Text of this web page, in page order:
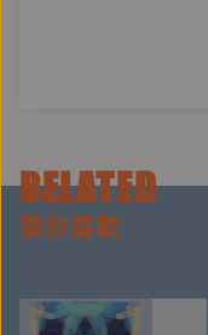
【作者簡介】
鈴木大拙（1870至
教授、美國哥倫比
RELATED
猜你喜歡